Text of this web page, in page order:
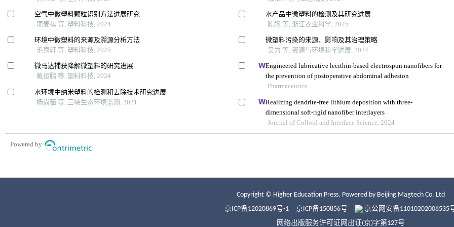
Copyright © Higher Education Press. Powered by Beijing Magtech Co. Ltd
京ICP备12020869号-1
京ICP备150856号
京公网安备11010202008535
网络出版服务许可证网出证(京)字第127号